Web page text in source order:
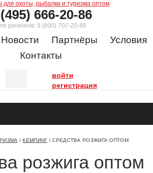
666-20-86
регионов: 8 (800) 707-20-86
Новости Партнёры
Условия
Контакты
войти
регистрация
/ КЕМПИНГ / СРЕДСТВА РОЗЖИГА ОПТОМ
розжига оптом